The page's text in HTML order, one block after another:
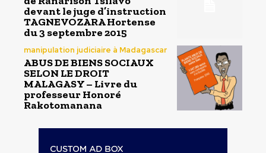
devant le juge d’instruction
TAGNEVOZARA Hortense
du 3 septembre 2015
manipulation judiciaire à Madagascar
ABUS DE BIENS SOCIAUX
SELON LE DROIT
MALAGASY – Livre du
professeur Honoré
Rakotomanana